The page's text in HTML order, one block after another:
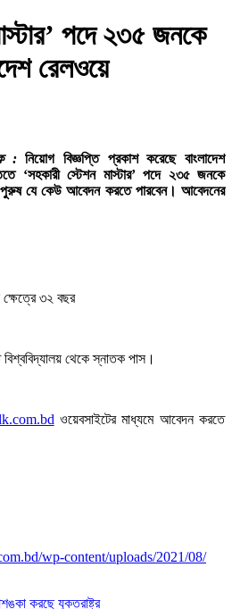
পদে ২৩৫ জনকে
রেলওয়ে
:নিয়োগ বিজ্ঞপ্তি প্রকাশ করেছে বাংলাদেশ
‘সহকারী স্টেশন মাস্টার’ পদে ২৩৫ জনকে
পুরুষ যে কেউ আবেদন করতে পারবেন। আবেদনের
৩২ বছর
থেকে স্নাতক পাস।
ওয়েবসাইটের মাধ্যমে আবেদন করতে
wp-content/uploads/2021/08/
করছে যুক্তরাষ্ট্র